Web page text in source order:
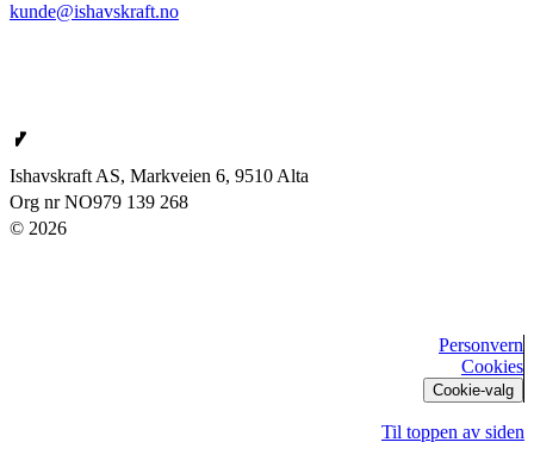
kunde@ishavskraft.no
Ishavskraft AS
Ishavskraft AS, Markveien 6, 9510 Alta
Org nr NO979 139 268
© 2026
Personvern
Cookies
Cookie-valg
Til toppen av siden